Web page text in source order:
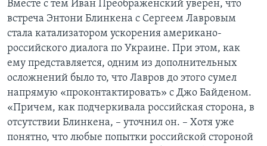
Вместе с тем Иван Преображенский уверен, что
встреча Энтони Блинкена с Сергеем Лавровым
стала катализатором ускорения американо-
российского диалога по Украине. При этом, как
ему представляется, одним из дополнительных
осложнений было то, что Лавров до этого сумел
напрямую «проконтактировать» с Джо Байденом.
«Причем, как подчеркивала российская сторона, в
отсутствии Блинкена, – уточнил он. – Хотя уже
понятно, что любые попытки российской стороной